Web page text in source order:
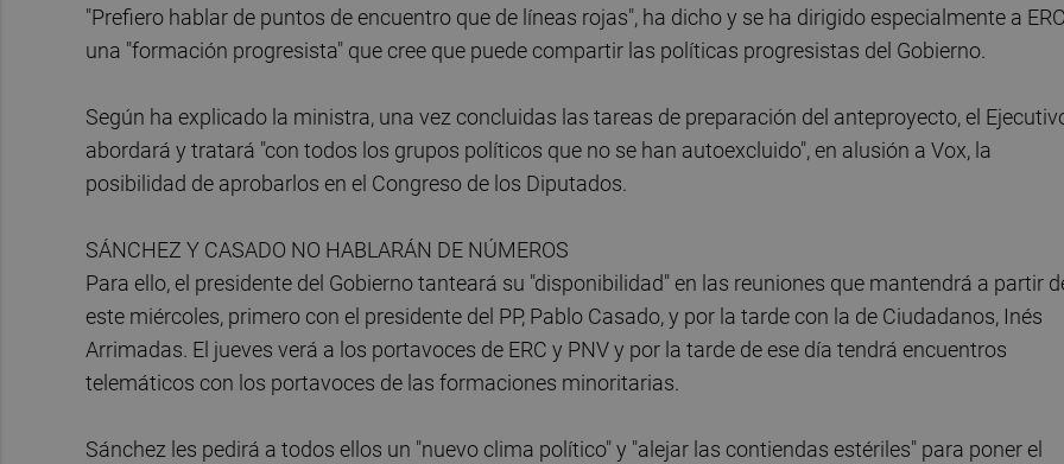
"Prefiero hablar de puntos de encuentro que de líneas rojas", ha dicho y se ha dirigido especialmente a
una "formación progresista" que cree que puede compartir las políticas progresistas del Gobierno.
Según ha explicado la ministra, una vez concluidas las tareas de preparación del anteproyecto, el
abordará y tratará "con todos los grupos políticos que no se han autoexcluido", en alusión a Vox, la
posibilidad de aprobarlos en el Congreso de los Diputados.
SÁNCHEZ Y CASADO NO HABLARÁN DE NÚMEROS
Para ello, el presidente del Gobierno tanteará su "disponibilidad" en las reuniones que mantendrá a partir
este miércoles, primero con el presidente del PP, Pablo Casado, y por la tarde con la de Ciudadanos, Inés
Arrimadas. El jueves verá a los portavoces de ERC y PNV y por la tarde de ese día tendrá encuentros
telemáticos con los portavoces de las formaciones minoritarias.
Sánchez les pedirá a todos ellos un "nuevo clima político" y "alejar las contiendas estériles" para poner el